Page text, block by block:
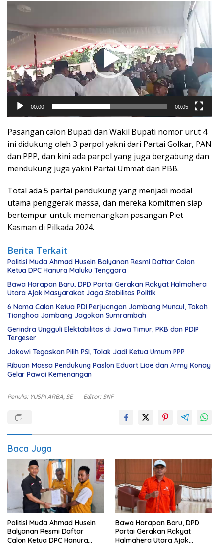
Pemutar
00:00 00:05
Pasangan calon Bupati dan Wakil Bupati nomor urut 4
ini didukung oleh 3 parpol yakni dari Partai Golkar, PAN
dan PPP, dan kini ada parpol yang juga bergabung dan
mendukung juga yakni Partai Ummat dan PBB.
Total ada 5 partai pendukung yang menjadi modal
utama penggerak massa, dan mereka komitmen siap
bertempur untuk memenangkan pasangan Piet –
Kasman di Pilkada 2024.
Berita Terkait
Politisi Muda Ahmad Husein Balyanan Resmi Daftar Calon
Ketua DPC Hanura Maluku Tenggara
Bawa Harapan Baru, DPD Partai Gerakan Rakyat Halmahera
Utara Ajak Masyarakat Jaga Stabilitas Politik
6 Nama Calon Ketua PDI Perjuangan Jombang Muncul, Tokoh
Tionghoa Jombang Jagokan Sumrambah
Gerindra Ungguli Elektabilitas di Jawa Timur, PKB dan PDIP
Tergeser
Jokowi Tegaskan Pilih PSI, Tolak Jadi Ketua Umum PPP
Ribuan Massa Pendukung Paslon Eduart Lioe dan Army Konay
Gelar Pawai Kemenangan
Penulis: YUSRI ARBA, SE Editor: SNF
Baca Juga
Politisi Muda Ahmad Husein
Balyanan Resmi Daftar
Calon Ketua DPC Hanura
Bawa Harapan Baru, DPD
Partai Gerakan Rakyat
Halmahera Utara Ajak